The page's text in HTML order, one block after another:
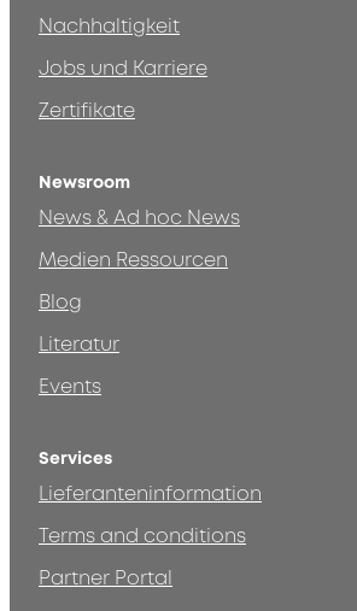
Nachhaltigkeit
Jobs und Karriere
Zertifikate
Newsroom
News & Ad hoc News
Medien Ressourcen
Blog
Literatur
Events
Services
Lieferanteninformation
Terms and conditions
Partner Portal